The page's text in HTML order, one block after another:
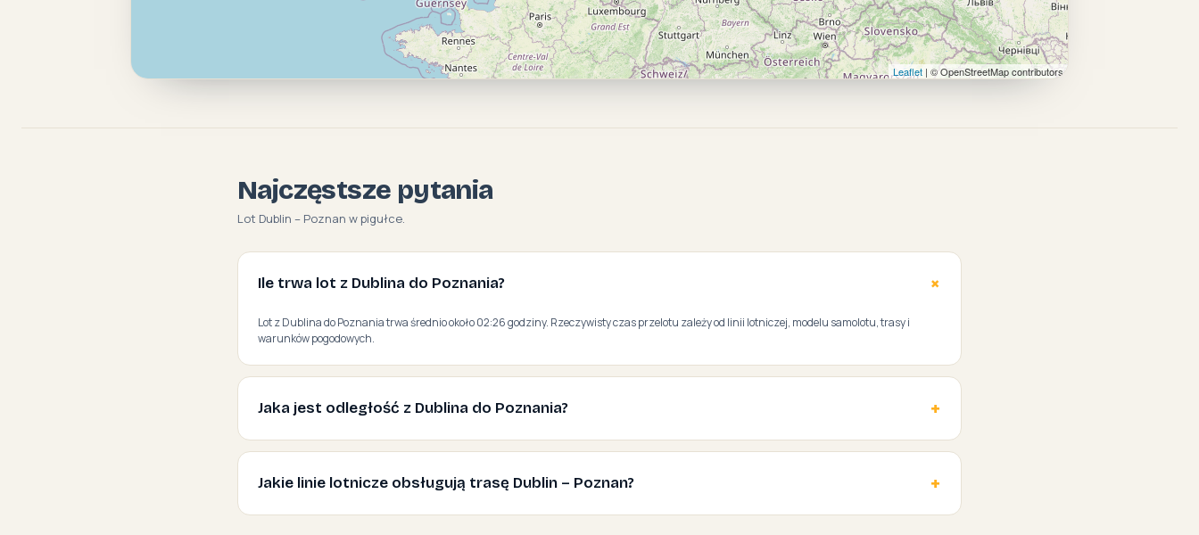
Leaflet | © OpenStreetMap contributors
Najczęstsze pytania
Lot Dublin – Poznan w pigułce.
Ile trwa lot z Dublina do Poznania?
Lot z Dublina do Poznania trwa średnio około 02:26 godziny. Rzeczywisty czas przelotu zależy od linii lotniczej, modelu samolotu, trasy i
warunków pogodowych.
Jaka jest odległość z Dublina do Poznania?
Jakie linie lotnicze obsługują trasę Dublin – Poznan?